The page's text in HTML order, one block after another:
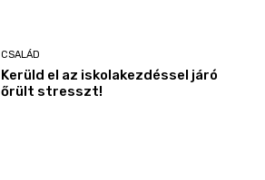
CSALÁD
Kerüld el az iskolakezdéssel járó
őrült stresszt!